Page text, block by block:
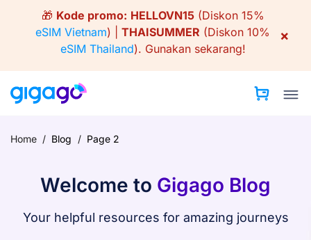
🎁 Kode promo: HELLOVN15(Diskon 15%
eSIM Vietnam) | THAISUMMER (Diskon 10%
eSIM Thailand). Gunakan sekarang!
×
Home / Blog / Page 2
Welcome to Gigago Blog
Your helpful resources for amazing journeys